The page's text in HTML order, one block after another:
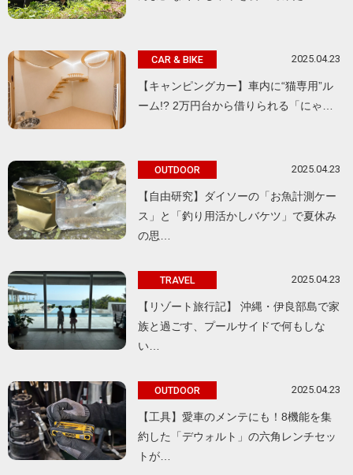
CAR & BIKE 2025.04.23
【キャンピングカー】車内に“猫専用”ル
ーム!? 2万円台から借りられる「にゃ…
OUTDOOR 2025.04.23
【自由研究】ダイソーの「お魚計測ケー
ス」と「釣り用活かしバケツ」で夏休み
の思…
TRAVEL 2025.04.23
【リゾート旅行記】 沖縄・伊良部島で家
族と過ごす、プールサイドで何もしな
い…
OUTDOOR 2025.04.23
【工具】愛車のメンテにも！8機能を集
約した「デウォルト」の六角レンチセッ
トが…